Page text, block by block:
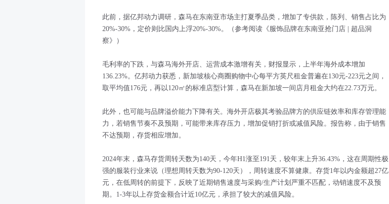
此前，据亿邦动力调研，森马在东南亚市场主打夏季品类，增加了专供款，陈列、销售占比为
20%-30%，定价则比国内上浮20%-30%。（参考阅读《服饰品牌在东南亚抢门店 | 超品洞
察》）
毛利率的下跌，与森马海外开店、运营成本激增有关，财报显示，上半年海外成本增加
136.23%。亿邦动力获悉，新加坡核心商圈购物中心每平方英尺租金普遍在130元-223元之间，
取平均值176元，再以120㎡的标准店型计算，森马在新加坡一间店月租金大约在22.73万元。
此外，也可能与品牌溢价能力下降有关。海外开店极其考验品牌方的供应链效率和库存管理能
力，若销售节奏不及预期，可能带来库存压力，增加促销打折或减值风险。报告称，由于销售
不达预期，存货相应增加。
2024年末，森马存货周转天数为140天，今年H1涨至191天，较年末上升36.43%，这在周期性极
强的服装行业来说（理想周转天数为90-120天），周转速度不算健康。存货1年以内金额超27亿
元，在低周转的前提下，反映了近期销售速度与采购/生产计划严重不匹配，动销速度不及预
期。1-3年以上存货金额合计近10亿元，承担了较大的减值风险。